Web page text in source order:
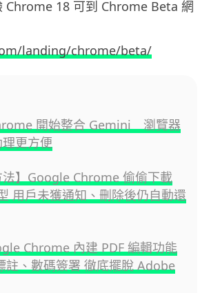
Chrome 18 可到 Chrome Beta 網
landing/chrome/beta/
開始整合 Gemini 瀏覽器
更方便
】Google Chrome 偷偷下載
用戶未獲通知、刪除後仍自動還
Chrome 內建 PDF 編輯功能
註、數碼簽署 徹底擺脫 Adobe